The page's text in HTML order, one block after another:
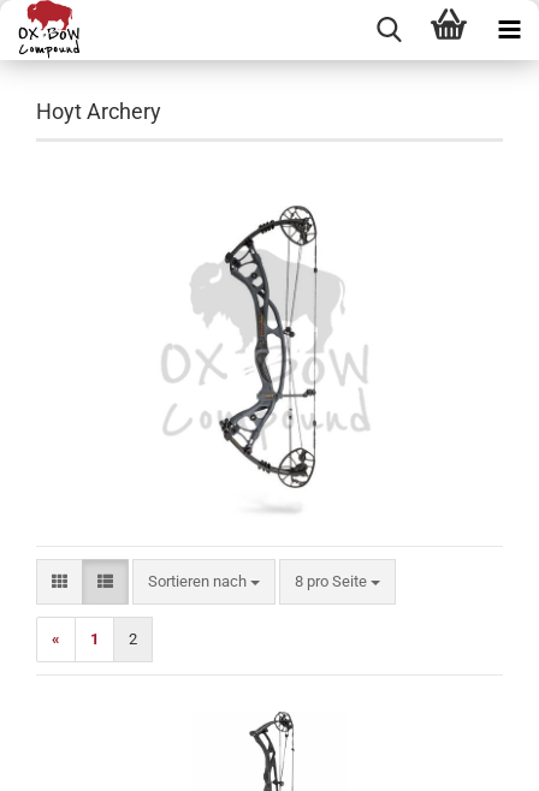
Hoyt Archery
Sortieren nach
Sortieren nach 8 pro Seite
pro Seite
« 1 2